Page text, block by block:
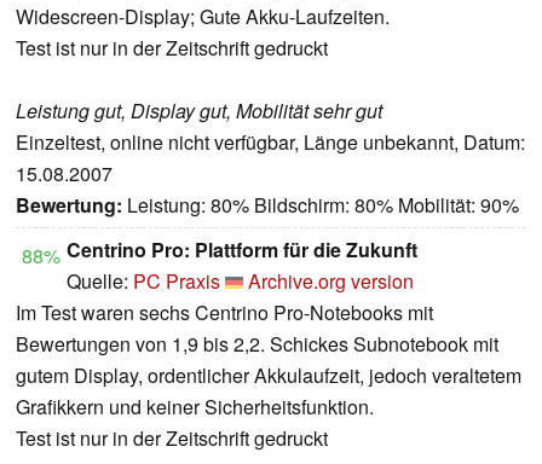
Widescreen-Display; Gute Akku-Laufzeiten.
Test ist nur in der Zeitschrift gedruckt
Leistung gut, Display gut, Mobilität sehr gut
Einzeltest, online nicht verfügbar, Länge unbekannt, Datum:
15.08.2007
Bewertung: Leistung: 80% Bildschirm: 80% Mobilität: 90%
88% Centrino Pro: Plattform für die Zukunft
Quelle: PC Praxis
Archive.org version
Im Test waren sechs Centrino Pro-Notebooks mit
Bewertungen von 1,9 bis 2,2. Schickes Subnotebook mit
gutem Display, ordentlicher Akkulaufzeit, jedoch veraltetem
Grafikkern und keiner Sicherheitsfunktion.
Test ist nur in der Zeitschrift gedruckt